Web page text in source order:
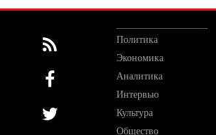
Политика
Экономика
Аналитика
Интервью
Культура
Общество